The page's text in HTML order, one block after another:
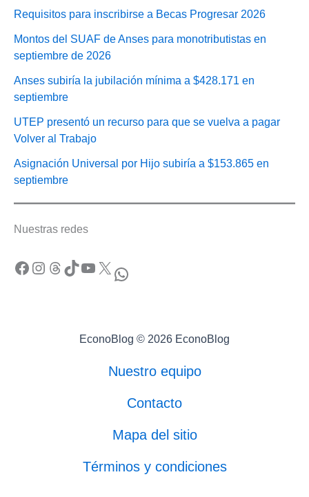
Requisitos para inscribirse a Becas Progresar 2026
Montos del SUAF de Anses para monotributistas en
septiembre de 2026
Anses subiría la jubilación mínima a $428.171 en
septiembre
UTEP presentó un recurso para que se vuelva a pagar
Volver al Trabajo
Asignación Universal por Hijo subiría a $153.865 en
septiembre
Nuestras redes
Facebook Instagram Threads TikTok YouTube X WhatsApp
EconoBlog © 2026 EconoBlog
Nuestro equipo
Contacto
Mapa del sitio
Términos y condiciones